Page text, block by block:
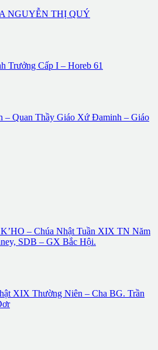
NGUYỄN THỊ QUÝ
Trưởng Cấp I – Horeb 61
– Quan Thầy Giáo Xứ Đaminh – Giáo
– Chúa Nhật Tuần XIX TN Năm
SDB – GX Bắc Hội.
XIX Thường Niên – Cha BG. Trần